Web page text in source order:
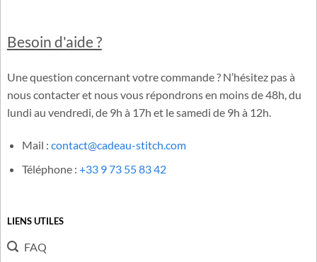
LIENS UTILES
FAQ
Besoin d'aide ?
Une question concernant votre commande ? N’hésitez pas à
nous contacter et nous vous répondrons en moins de 48h, du
lundi au vendredi, de 9h à 17h et le samedi de 9h à 12h.
Mail : contact@cadeau-stitch.com
Téléphone : +33 9 73 55 83 42